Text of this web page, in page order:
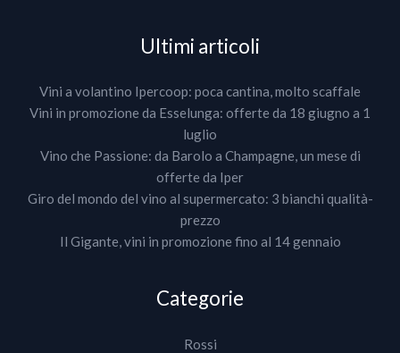
Ultimi articoli
Vini a volantino Ipercoop: poca cantina, molto scaffale
Vini in promozione da Esselunga: offerte da 18 giugno a 1
luglio
Vino che Passione: da Barolo a Champagne, un mese di
offerte da Iper
Giro del mondo del vino al supermercato: 3 bianchi qualità-
prezzo
Il Gigante, vini in promozione fino al 14 gennaio
Categorie
Rossi